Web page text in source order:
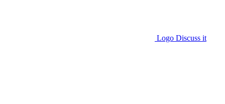
Logo Discuss it